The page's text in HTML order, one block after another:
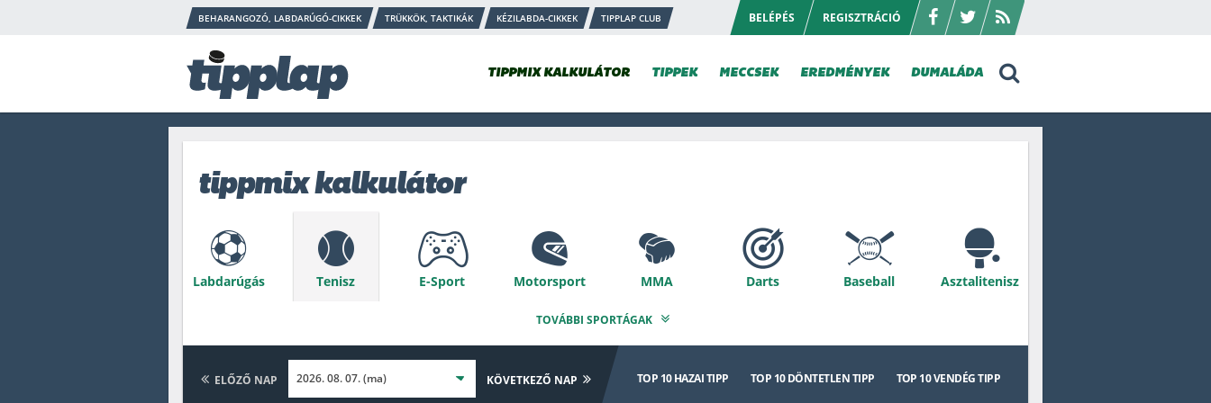
BEHARANGOZÓ, LABDARÚGÓ-CIKKEK TRÜKKÖK, TAKTIKÁK KÉZILABDA-CIKKEK TIPPLAP CLUB BELÉPÉS REGISZTRÁCIÓ
TIPPMIX KALKULÁTOR TIPPEK MECCSEK EREDMÉNYEK DUMALÁDA
tippmix kalkulátor
Labdarúgás Tenisz E-Sport Motorsport MMA Darts Baseball Asztalitenisz
Kosárlabda Snooker Strandröplabda
Speciális
Aussie Rules
Ökölvívás
TOVÁBBI SPORTÁGAK
ELŐZŐ NAP KÖVETKEZŐ NAP TOP 10HAZAI TIPP TOP 10DÖNTETLEN TIPP TOP 10VENDÉG TIPP